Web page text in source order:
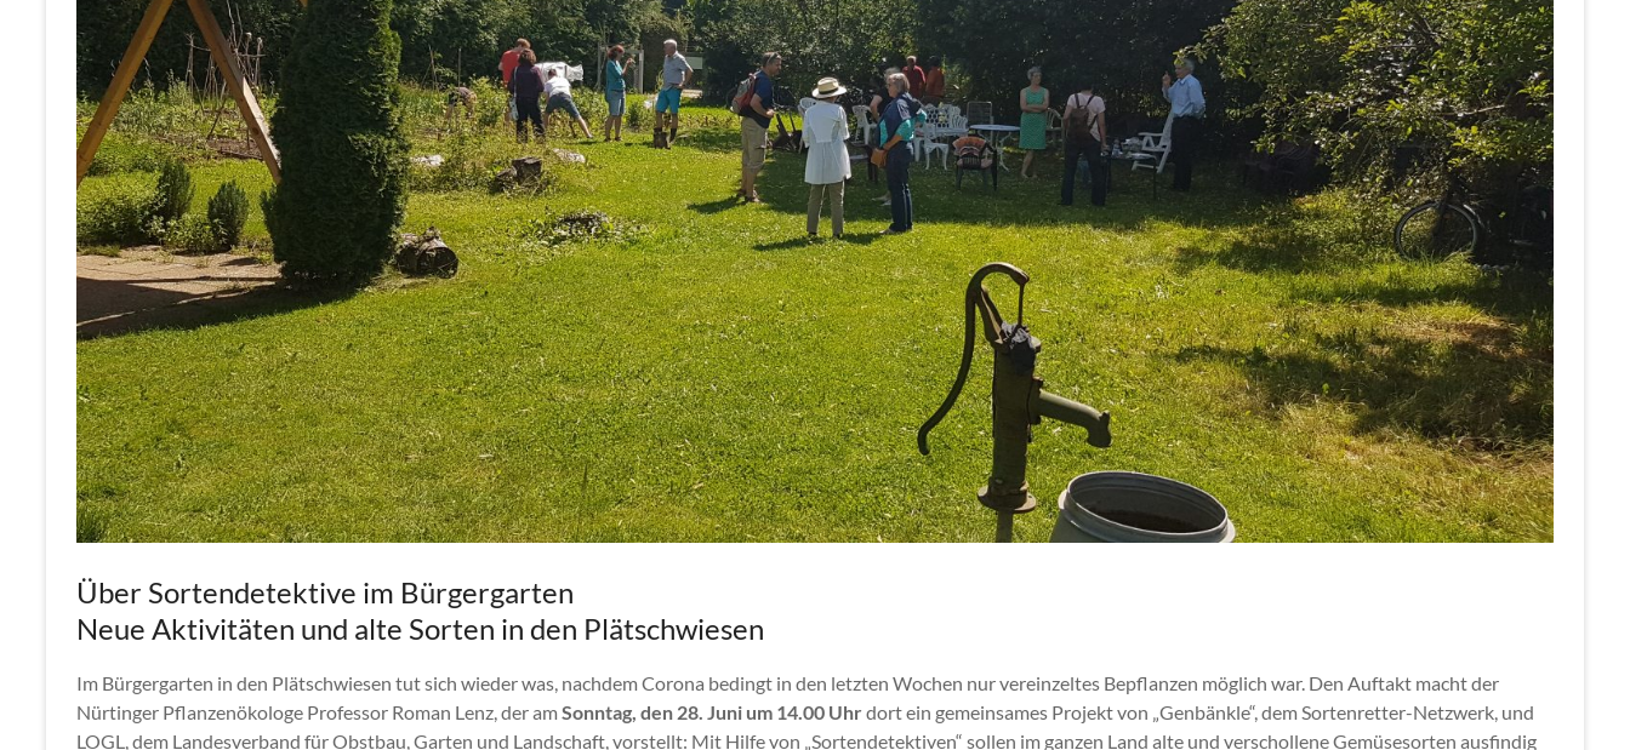
Über Sortendetektive im Bürgergarten
Neue Aktivitäten und alte Sorten in den Plätschwiesen
Im Bürgergarten in den Plätschwiesen tut sich wieder was, nachdem Corona bedingt in den letzten Wochen nur vereinzeltes Bepflanzen möglich war. Den Auftakt macht der
Nürtinger Pflanzenökologe Professor Roman Lenz, der amSonntag, den 28. Juni um 14.00 Uhrdort ein gemeinsames Projekt von „Genbänkle“, dem Sortenretter-Netzwerk, und
LOGL, dem Landesverband für Obstbau, Garten und Landschaft, vorstellt: Mit Hilfe von „Sortendetektiven“ sollen im ganzen Land alte und verschollene Gemüsesorten ausfindig